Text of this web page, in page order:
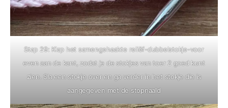
Stap 29: Klap het samengehaakte reliëf-dubbelstokje-voor
even aan de kant, zodat je de stokjes van toer 2 goed kunt
zien. Sla een stokje over en ga verder in het stokje die is
aangegeven met de stopnaald